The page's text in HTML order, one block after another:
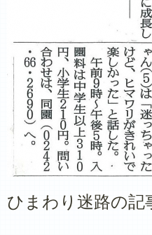
ひまわり迷路の記